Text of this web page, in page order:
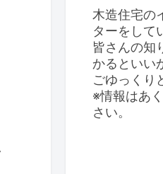
木造住宅の
ターをして
皆さんの知
かるといい
ごゆっくり
※情報はあ
さい。